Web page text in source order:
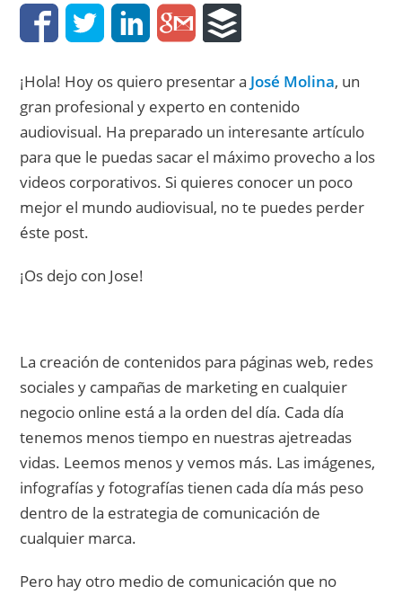
¡Hola! Hoy os quiero presentar a José Molina, un
gran profesional y experto en contenido
audiovisual. Ha preparado un interesante artículo
para que le puedas sacar el máximo provecho a los
videos corporativos. Si quieres conocer un poco
mejor el mundo audiovisual, no te puedes perder
éste post.
¡Os dejo con Jose!
La creación de contenidos para páginas web, redes
sociales y campañas de marketing en cualquier
negocio online está a la orden del día. Cada día
tenemos menos tiempo en nuestras ajetreadas
vidas. Leemos menos y vemos más. Las imágenes,
infografías y fotografías tienen cada día más peso
dentro de la estrategia de comunicación de
cualquier marca.
Pero hay otro medio de comunicación que no